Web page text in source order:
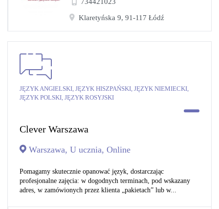
Klaretyńska 9, 91-117 Łódź
JĘZYK ANGIELSKI, JĘZYK HISZPAŃSKI, JĘZYK NIEMIECKI,
JĘZYK POLSKI, JĘZYK ROSYJSKI
Clever Warszawa
Warszawa, U ucznia, Online
Pomagamy skutecznie opanować język, dostarczając
profesjonalne zajęcia: w dogodnych terminach, pod wskazany
adres, w zamówionych przez klienta „pakietach” lub w...